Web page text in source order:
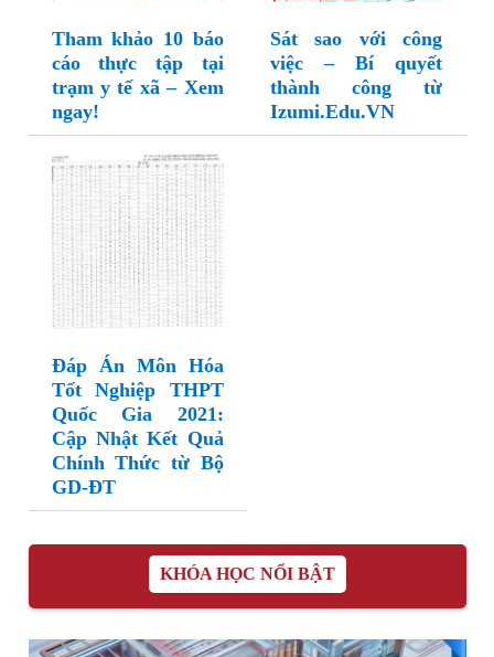
Tham khảo 10 báo
cáo thực tập tại
trạm y tế xã – Xem
ngay!
Sát sao với công
việc – Bí quyết
thành công từ
Izumi.Edu.VN
Đáp Án Môn Hóa
Tốt Nghiệp THPT
Quốc Gia 2021:
Cập Nhật Kết Quả
Chính Thức từ Bộ
GD-ĐT
KHÓA HỌC NỔI BẬT